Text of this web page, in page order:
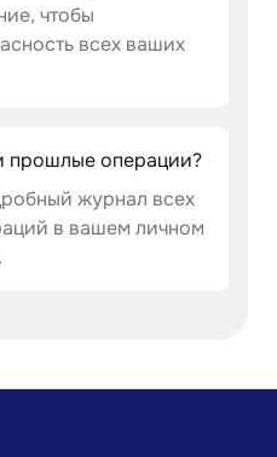
чтобы
всех ваших
прошлые операции?
журнал всех
в вашем личном